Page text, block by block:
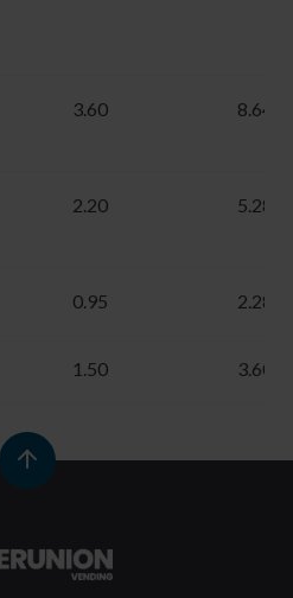
3.60 8.64
2.20 5.28
0.95 2.28
1.50 3.60